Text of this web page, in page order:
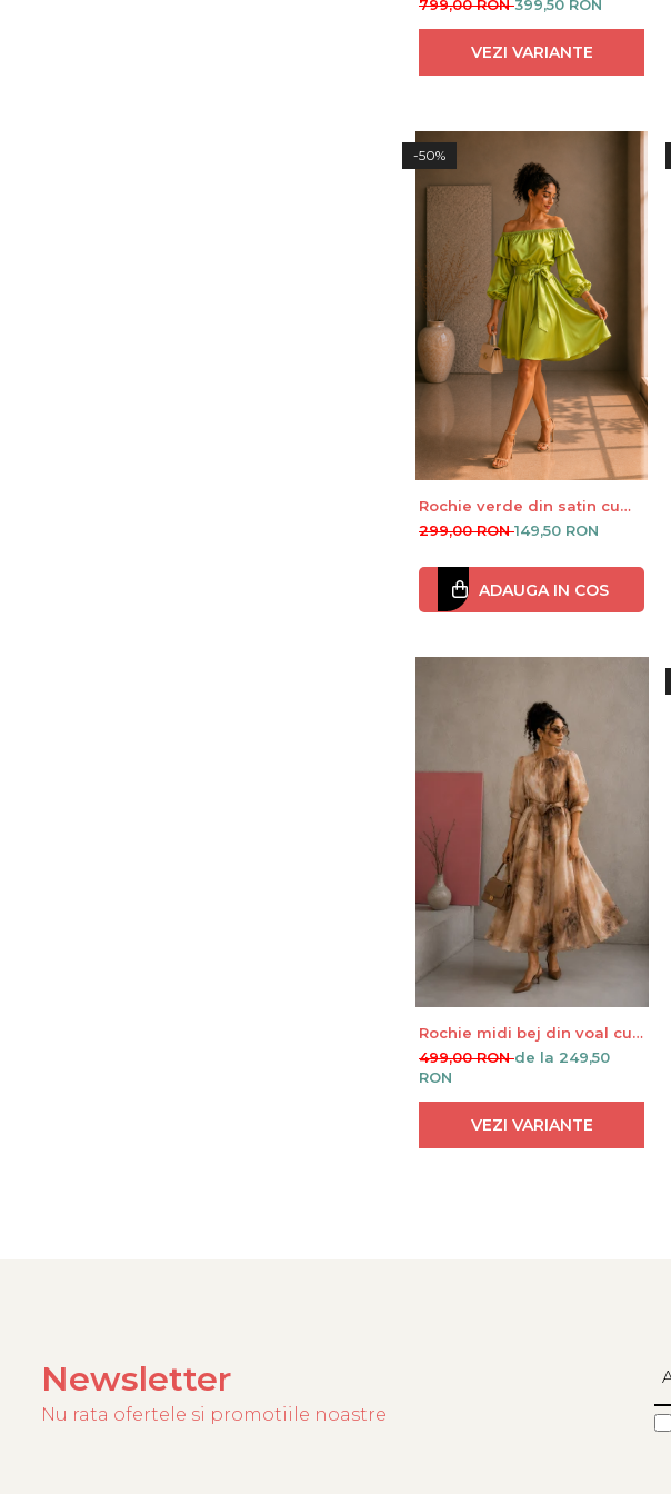
799,00 RON399,50 RON
VEZI VARIANTE
-50%
Rochie verde din satin cu
maneci bufante
299,00 RON149,50 RON
ADAUGA IN COS
Rochie midi bej din voal cu
cordon in talie
499,00 RONde la 249,50
RON
VEZI VARIANTE
Newsletter
Nu rata ofertele si promotiile noastre